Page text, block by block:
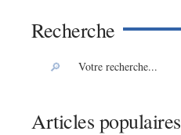
Recherche
Articles populaires